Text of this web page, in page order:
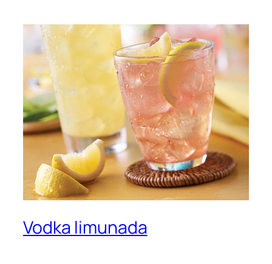
Vodka limunada